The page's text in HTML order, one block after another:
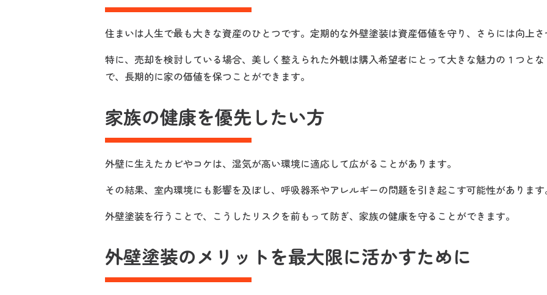
住まいは人生で最も大きな資産のひとつです。定期的な外壁塗装は資産価値を守り、さらには向上
特に、売却を検討している場合、美しく整えられた外観は購入希望者にとって大きな魅力の１つと
で、長期的に家の価値を保つことができます。
家族の健康を優先したい方
外壁に生えたカビやコケは、湿気が高い環境に適応して広がることがあります。
その結果、室内環境にも影響を及ぼし、呼吸器系やアレルギーの問題を引き起こす可能性がありま
外壁塗装を行うことで、こうしたリスクを前もって防ぎ、家族の健康を守ることができます。
外壁塗装のメリットを最大限に活かすために